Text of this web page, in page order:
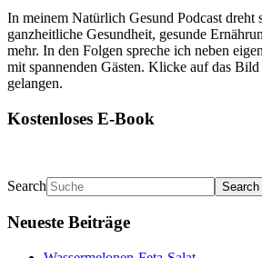
In meinem Natürlich Gesund Podcast dreht
ganzheitliche Gesundheit, gesunde
mehr. In den Folgen spreche ich neben
mit spannenden Gästen. Klicke auf das
gelangen.
Kostenloses E-Book
Search
Neueste Beiträge